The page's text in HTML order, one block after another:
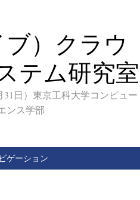
ブ）クラウ
テム研究室
31日）東京工科大学コンピュー
ンス学部
ゲーション